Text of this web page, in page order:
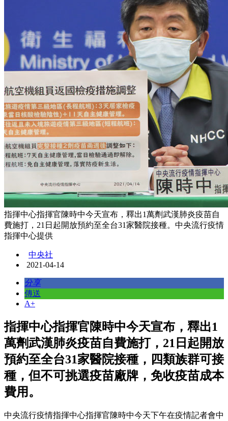
指揮中心指揮官陳時中今天宣布，釋出1萬劑武漢肺炎疫苗自
費施打，21日起開放預約至全台31家醫院接種。中央流行疫情
指揮中心提供
中央社
2021-04-14
分享
傳送
A+
指揮中心指揮官陳時中今天宣布，釋出1
萬劑武漢肺炎疫苗自費施打，21日起開放
預約至全台31家醫院接種，四類族群可接
種，但不可挑選疫苗廠牌，免收疫苗成本
費用。
中央流行疫情指揮中心指揮官陳時中今天下午在疫情記者會中